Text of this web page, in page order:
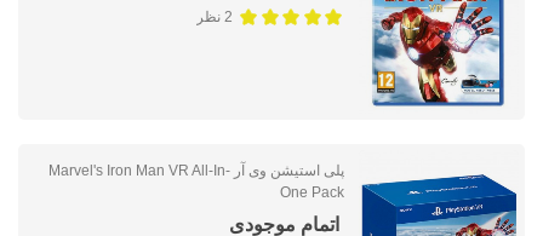
2 نظر
پلی استیشن وی آر Marvel's Iron Man VR All-In-
One Pack
اتمام موجودی